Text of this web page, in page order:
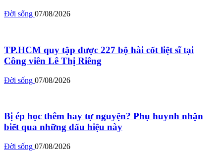
Đời sống 07/08/2026
TP.HCM quy tập được 227 bộ hài cốt liệt sĩ tại
Công viên Lê Thị Riêng
Đời sống 07/08/2026
Bị ép học thêm hay tự nguyện? Phụ huynh nhận
biết qua những dấu hiệu này
Đời sống 07/08/2026